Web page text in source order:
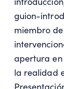
guion-
miembro
apertura en
la realidad